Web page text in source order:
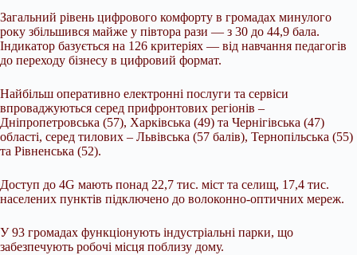
Загальний рівень цифрового комфорту в громадах минулого
року збільшився майже у півтора рази — з 30 до 44,9 бала.
Індикатор базується на 126 критеріях — від навчання педагогів
до переходу бізнесу в цифровий формат.
Найбільш оперативно електронні послуги та сервіси
впроваджуються серед прифронтових регіонів –
Дніпропетровська (57), Харківська (49) та Чернігівська (47)
області, серед тилових – Львівська (57 балів), Тернопільська (55)
та Рівненська (52).
Доступ до 4G мають понад 22,7 тис. міст та селищ, 17,4 тис.
населених пунктів підключено до волоконно-оптичних мереж.
У 93 громадах функціонують індустріальні парки, що
забезпечують робочі місця поблизу дому.